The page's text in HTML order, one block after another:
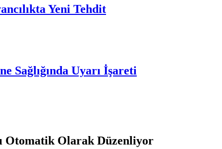
Yeni Tehdit
Sağlığında Uyarı İşareti
Otomatik Olarak Düzenliyor